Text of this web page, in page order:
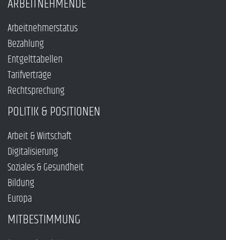
ARBEITNEHMENDE
Arbeitnehmerstatus
Bezahlung
Entgelttabellen
Tarifverträge
Rechtsprechung
POLITIK & POSITIONEN
Arbeit & Wirtschaft
Digitalisierung
Soziales & Gesundheit
Bildung
Europa
MITBESTIMMUNG